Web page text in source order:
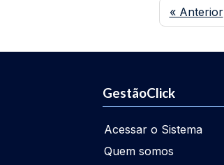
« Anterior
GestãoClick
Acessar o Sistema
Quem somos